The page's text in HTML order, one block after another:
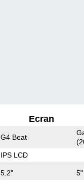
Ecran
G4 Beat
IPS LCD
5.2" 5"